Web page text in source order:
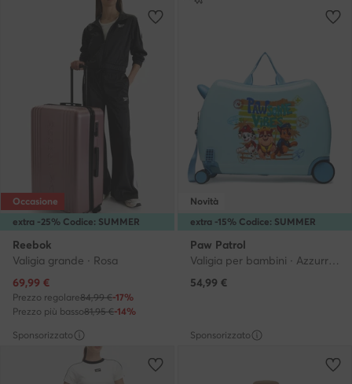
extra -25% Codice: SUMMER
Occasione
Reebok
Valigia grande · Rosa
Prezzo attuale
69,99 €
Prezzo regolare84,99 €-17%
Prezzo più basso81,95 €-14%
extra -15% Codice: SUMMER
Novità
Paw Patrol
54,99 €
Sponsorizzato Sponsorizzato